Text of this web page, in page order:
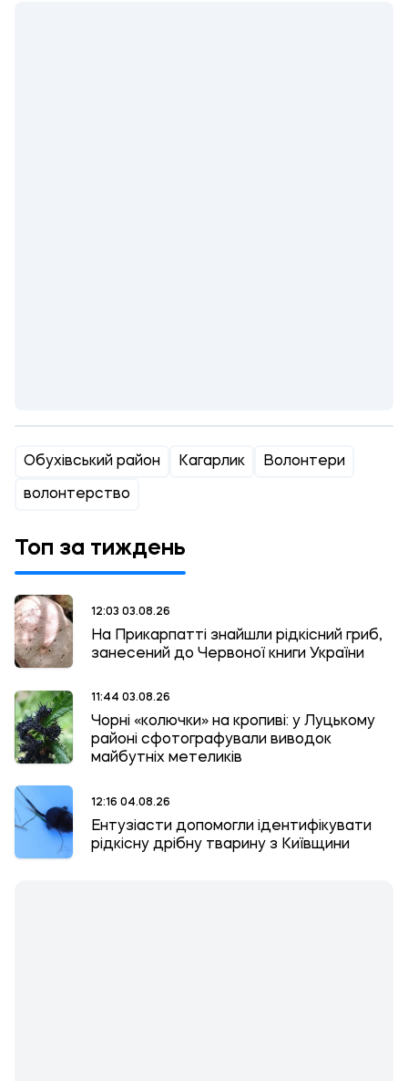
Обухівський район Кагарлик Волонтери
волонтерство
Топ за тиждень
12:03 03.08.26
На Прикарпатті знайшли рідкісний гриб,
занесений до Червоної книги України
11:44 03.08.26
Чорні «колючки» на кропиві: у Луцькому
районі сфотографували виводок
майбутніх метеликів
12:16 04.08.26
Ентузіасти допомогли ідентифікувати
рідкісну дрібну тварину з Київщини